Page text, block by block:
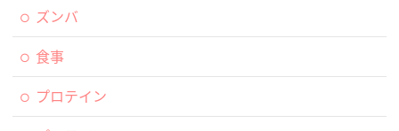
ズンバ
食事
プロテイン